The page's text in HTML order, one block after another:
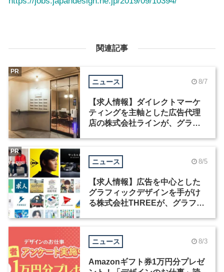
関連記事
ニュース 8/7
【求人情報】ダイレクトマーケ
ティングを主軸とした広告代理
店の株式会社ラインが、グラフ
PR
ニュース 8/5
【求人情報】広告を中心とした
グラフィックデザインを手がけ
る株式会社THREEが、グラフィ
PR
ニュース 8/3
Amazonギフト券1万円分プレゼ